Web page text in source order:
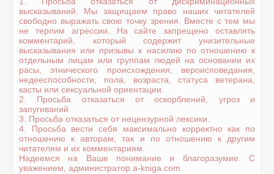
высказываний. Мы защищаем право наших читателей
свободно выражать свою точку зрения. Вместе с тем мы
не терпим агрессии. На сайте запрещено оставлять
комментарий, который содержит унизительные
высказывания или призывы к насилию по отношению к
отдельным лицам или группам людей на основании их
расы, этнического происхождения, вероисповедания,
недееспособности, пола, возраста, статуса ветерана,
касты или сексуальной ориентации.
2. Просьба отказаться от оскорблений, угроз и
запугиваний.
3. Просьба отказаться от нецензурной лексики.
4. Просьба вести себя максимально корректно как по
отношению к авторам, так и по отношению к другим
читателям и их комментариям.
Надеемся на Ваше понимание и благоразумие. С
уважением, администратор a-kniga.com.